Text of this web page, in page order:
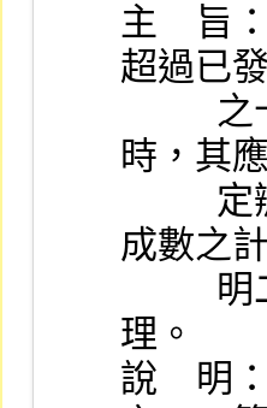
主    旨
超過已
時，其
成數之
理。
說    明